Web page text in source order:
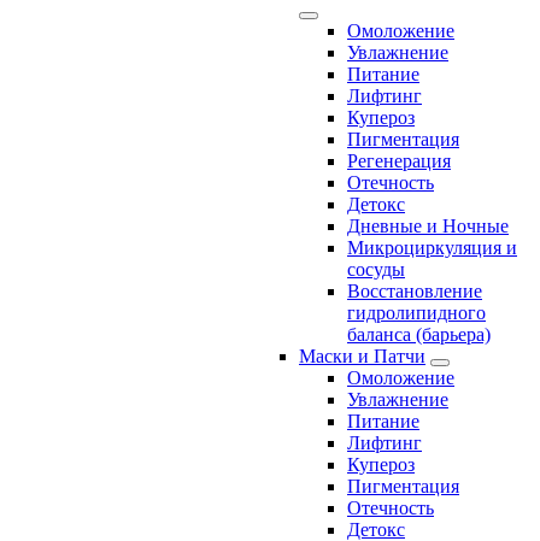
Омоложение
Увлажнение
Питание
Лифтинг
Купероз
Пигментация
Регенерация
Отечность
Детокс
Дневные и Ночные
Микроциркуляция и
сосуды
Восстановление
гидролипидного
баланса (барьера)
Маски и Патчи
Омоложение
Увлажнение
Питание
Лифтинг
Купероз
Пигментация
Отечность
Детокс